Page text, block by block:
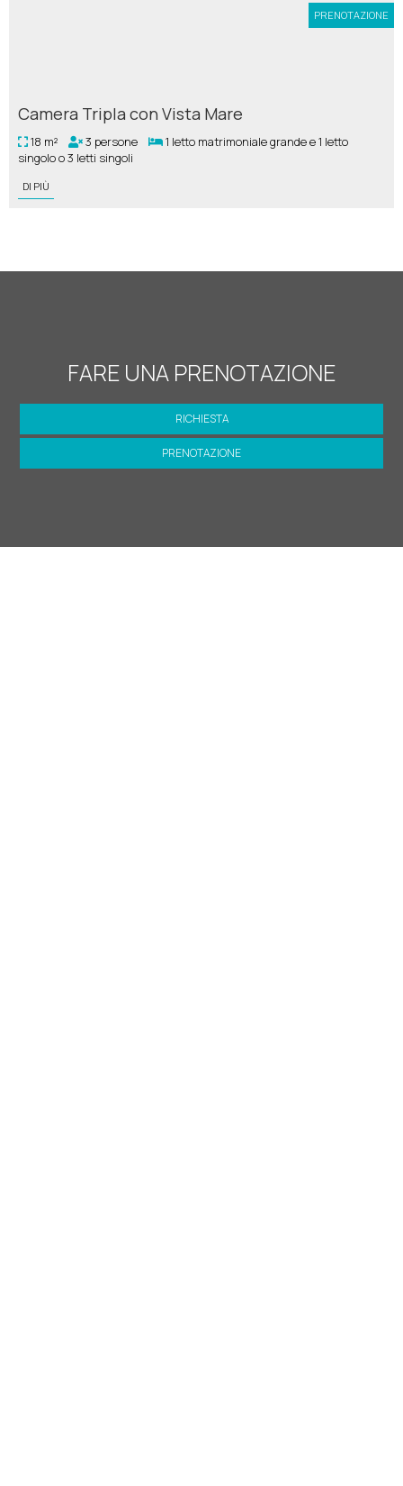
Camera Tripla con Vista Mare
18 m² 3 persone
1 letto matrimoniale grande e 1 letto
singolo o 3 letti singoli
PRENOTAZIONE
DI PIÙ
FARE UNA PRENOTAZIONE
RICHIESTA
PRENOTAZIONE